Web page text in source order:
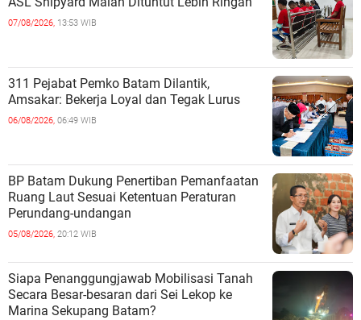
07/08/2026, 13:53 WIB
311 Pejabat Pemko Batam Dilantik,
Amsakar: Bekerja Loyal dan Tegak Lurus
06/08/2026, 06:49 WIB
BP Batam Dukung Penertiban Pemanfaatan
Ruang Laut Sesuai Ketentuan Peraturan
Perundang-undangan
05/08/2026, 20:12 WIB
Siapa Penanggungjawab Mobilisasi Tanah
Secara Besar-besaran dari Sei Lekop ke
Marina Sekupang Batam?